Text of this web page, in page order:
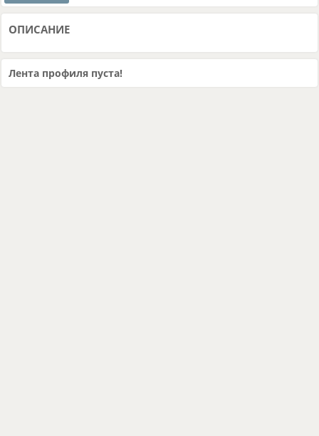
ОПИСАНИЕ
Лента профиля пуста!